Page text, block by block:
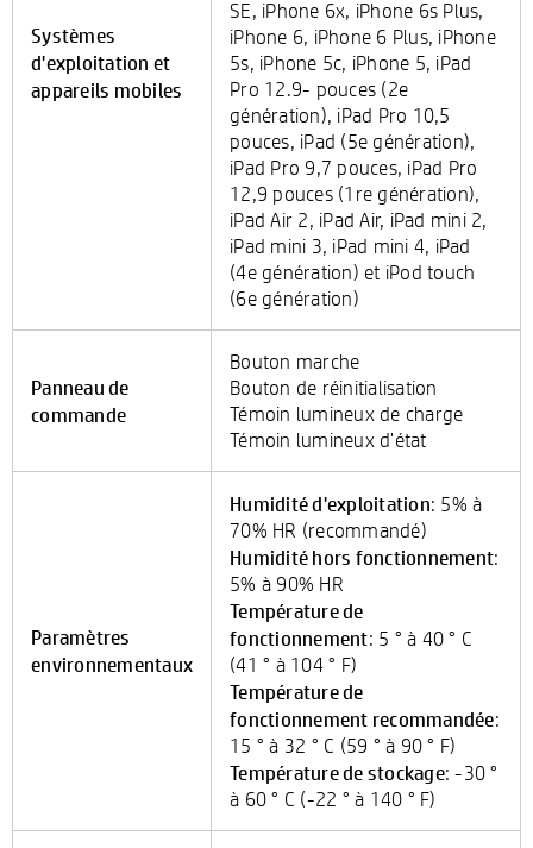
Systèmes
d'exploitation et
appareils mobiles
SE, iPhone 6x, iPhone 6s Plus,
iPhone 6, iPhone 6 Plus, iPhone
5s, iPhone 5c, iPhone 5, iPad
Pro 12.9- pouces (2e
génération), iPad Pro 10,5
pouces, iPad (5e génération),
iPad Pro 9,7 pouces, iPad Pro
12,9 pouces (1re génération),
iPad Air 2, iPad Air, iPad mini 2,
iPad mini 3, iPad mini 4, iPad
(4e génération) et iPod touch
(6e génération)
Panneau de
commande
Bouton marche
Bouton de réinitialisation
Témoin lumineux de charge
Témoin lumineux d'état
Paramètres
environnementaux
Humidité d'exploitation: 5% à
70% HR (recommandé)
Humidité hors fonctionnement:
5% à 90% HR
Température de
fonctionnement: 5 ° à 40 ° C
(41 ° à 104 ° F)
Température de
fonctionnement recommandée:
15 ° à 32 ° C (59 ° à 90 ° F)
Température de stockage: -30 °
à 60 ° C (-22 ° à 140 ° F)